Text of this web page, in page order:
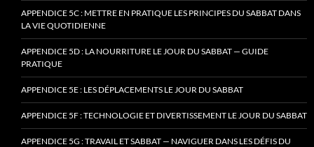
APPENDICE 5C : METTRE EN PRATIQUE LES PRINCIPES DU SABBAT DANS
LA VIE QUOTIDIENNE
APPENDICE 5D : LA NOURRITURE LE JOUR DU SABBAT — GUIDE
PRATIQUE
APPENDICE 5E : LES DÉPLACEMENTS LE JOUR DU SABBAT
APPENDICE 5F : TECHNOLOGIE ET DIVERTISSEMENT LE JOUR DU SABBAT
APPENDICE 5G : TRAVAIL ET SABBAT — NAVIGUER DANS LES DÉFIS DU